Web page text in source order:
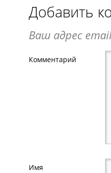
Добавить
Ваш адрес
Комментарий
Имя